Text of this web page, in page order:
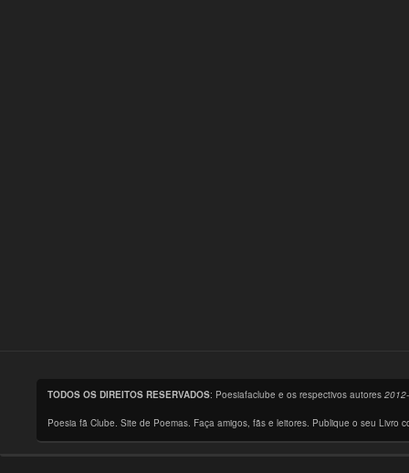
TODOS OS DIREITOS RESERVADOS: Poesiafaclube e os respectivos autores
Poesia fã Clube. Site de Poemas. Faça amigos, fãs e leitores. Publique o seu Livro